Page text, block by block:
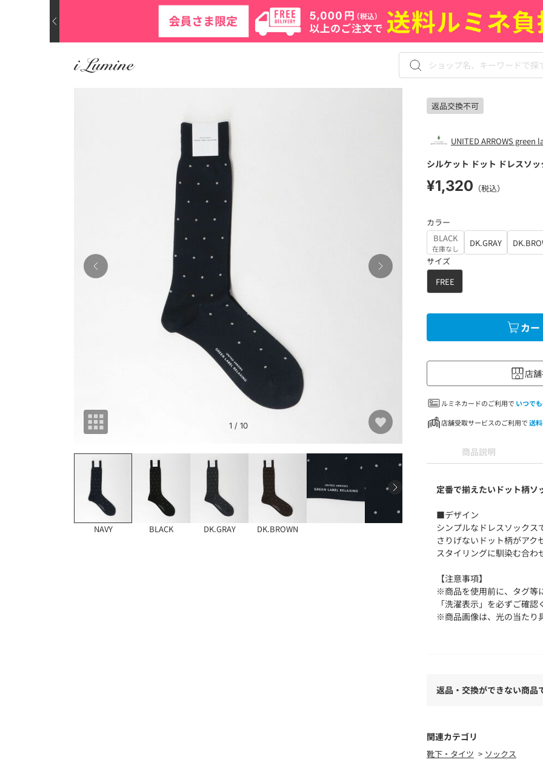
返品交換不可
1 / 10
NAVY BLACK DK.GRAY DK.BROWN
UNITED ARROWS green
シルケット ドット ドレスソ
¥1,320 （税込）
カラー
BLACK
在庫なし DK.GRAY
サイズ
FREE
カ
店
ルミネカードのご利用で いつでも
店舗受取サービスのご利用で送
商品説明
定番で揃えたいドット柄ソ
■デザイン
シンプルなドレスソックス
さりげないドット柄がアク
スタイリングに馴染む合わ
【注意事項】
※商品を使用前に、タグ等
「洗濯表示」を必ずご確認
※商品画像は、光の当たり
品名：SILKETE DOT 32 品
返品・交換ができない商品
関連カテゴリ
靴下・タイツ ソックス